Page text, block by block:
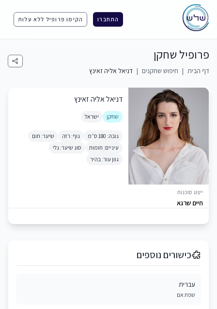
התחברו הקימו פרופיל ללא עלות
פרופיל שחקן
דף הבית | חיפוש שחקנים | דניאל אליה זאינץ
ייצוג סוכנות
חיים שרגא
דניאל אליה זאינץ
שחקן ישראל
גובה: 180 ס״מ גוף: רזה
שיער: חום
עיניים: חומות
סוג שיער: גלי
גוון עור: בהיר
כישורים נוספים
עברית
שפת אם